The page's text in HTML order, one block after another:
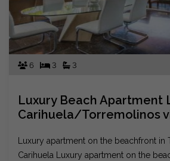
6 3 3
Luxury Beach Apartment
Carihuela/Torremolinos
Luxury apartment on the beachfront in
Carihuela Luxury apartment on the